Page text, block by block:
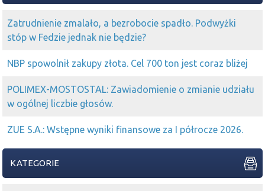
Zatrudnienie zmalało, a bezrobocie spadło. Podwyżki
stóp w Fedzie jednak nie będzie?
NBP spowolnił zakupy złota. Cel 700 ton jest coraz bliżej
POLIMEX-MOSTOSTAL: Zawiadomienie o zmianie udziału
w ogólnej liczbie głosów.
ZUE S.A.: Wstępne wyniki finansowe za I półrocze 2026.
KATEGORIE